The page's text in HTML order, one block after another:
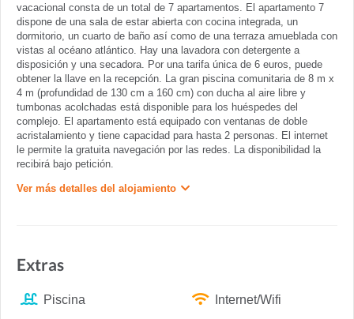
vacacional consta de un total de 7 apartamentos. El apartamento 7
dispone de una sala de estar abierta con cocina integrada, un
dormitorio, un cuarto de baño así como de una terraza amueblada con
vistas al océano atlántico. Hay una lavadora con detergente a
disposición y una secadora. Por una tarifa única de 6 euros, puede
obtener la llave en la recepción. La gran piscina comunitaria de 8 m x
4 m (profundidad de 130 cm a 160 cm) con ducha al aire libre y
tumbonas acolchadas está disponible para los huéspedes del
complejo. El apartamento está equipado con ventanas de doble
acristalamiento y tiene capacidad para hasta 2 personas. El internet
le permite la gratuita navegación por las redes. La disponibilidad la
recibirá bajo petición.
Ver más detalles del alojamiento
Extras
Piscina Internet/Wifi